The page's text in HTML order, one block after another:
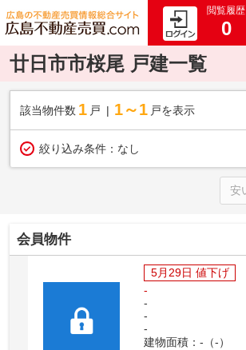
閲覧履歴
0
廿日市市桜尾 戸建一覧
該当物件数 1 戸 1～1 戸を表示
絞り込み条件： なし
会員物件
5月29日 値下げ
-
-
-
-
建物面積：-（-）